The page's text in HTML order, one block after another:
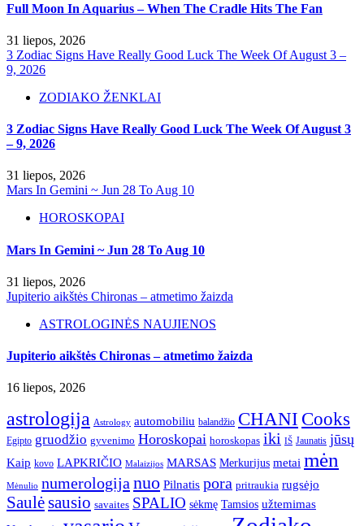
Full Moon In Aquarius – When The Cradle Hits The Fan
31 liepos, 2026
3 Zodiac Signs Have Really Good Luck The Week Of August 3 –
9, 2026
ZODIAKO ŽENKLAI
3 Zodiac Signs Have Really Good Luck The Week Of August 3
– 9, 2026
31 liepos, 2026
Mars In Gemini ~ Jun 28 To Aug 10
HOROSKOPAI
Mars In Gemini ~ Jun 28 To Aug 10
31 liepos, 2026
Jupiterio aikštės Chironas – atmetimo žaizda
ASTROLOGINĖS NAUJIENOS
Jupiterio aikštės Chironas – atmetimo žaizda
16 liepos, 2026
astrologija Astrology automobiliu balandžio CHANI Cooks
Egipto gruodžio gyvenimo Horoskopai horoskopas iki IŠ Jaunatis jūsų
Kaip kovo LAPKRIČIO Malaizijos MARSAS Merkurijus metai mėn
Mėnulio numerologijanuo Pilnatis pora pritraukia rugsėjo
Saulėsausio savaites SPALIO sėkmę Tamsios užtemimas